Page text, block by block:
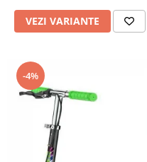
VEZI VARIANTE
-4%